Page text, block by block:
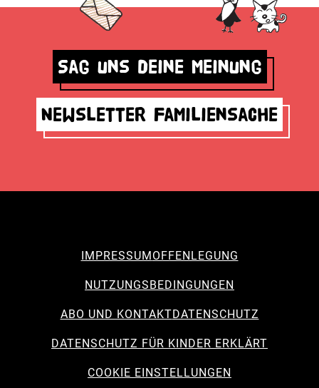
Sag uns deine Meinung
Newsletter Familiensache
IMPRESSUMOFFENLEGUNG
NUTZUNGSBEDINGUNGEN
ABO UND KONTAKTDATENSCHUTZ
DATENSCHUTZ FÜR KINDER ERKLÄRT
COOKIE EINSTELLUNGEN